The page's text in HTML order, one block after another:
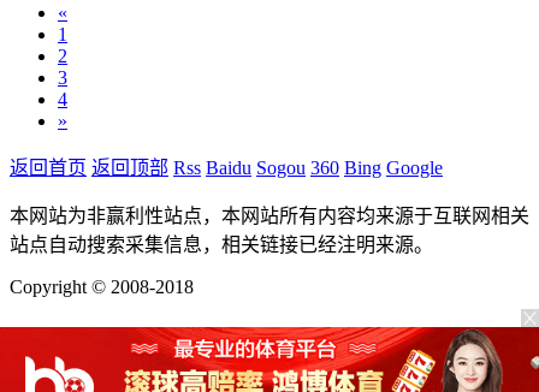
«
1
2
3
4
»
返回首页 返回顶部 Rss Baidu Sogou 360 Bing Google
本网站为非赢利性站点，本网站所有内容均来源于互联网相关
站点自动搜索采集信息，相关链接已经注明来源。
Copyright © 2008-2018